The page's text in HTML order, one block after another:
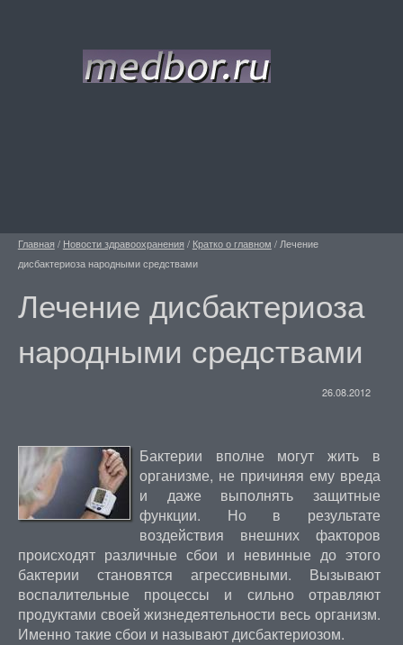
Главная / Новости здравоохранения / Кратко о главном / Лечение
дисбактериоза народными средствами
Лечение дисбактериоза
народными средствами
26.08.2012
Бактерии вполне могут жить в
организме, не причиняя ему вреда
и даже выполнять защитные
функции. Но в результате
воздействия внешних факторов
происходят различные сбои и невинные до этого
бактерии становятся агрессивными. Вызывают
воспалительные процессы и сильно отравляют
продуктами своей жизнедеятельности весь организм.
Именно такие сбои и называют дисбактериозом.